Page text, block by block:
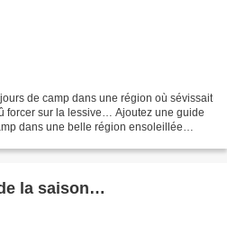
de camp dans une région où sévissait
forcer sur la lessive… Ajoutez une guide
dans une belle région ensoleillée
la saison…